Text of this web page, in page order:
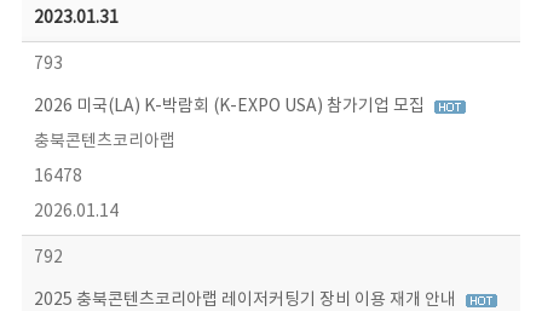
2023.01.31
793
2026 미국(LA) K-박람회 (K-EXPO USA) 참가기업 모집
충북콘텐츠코리아랩
16478
2026.01.14
792
2025 충북콘텐츠코리아랩 레이저커팅기 장비 이용 재개 안내